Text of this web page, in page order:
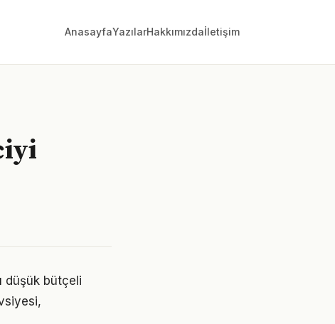
AnasayfaYazılarHakkımızdaİletişim
düşük bütçeli